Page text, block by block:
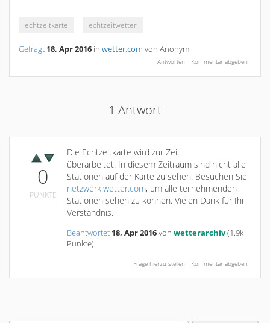
echtzeitkarte echtzeitwetter
Gefragt 18, Apr 2016 in wetter.com von Anonym
1 Antwort
0
PUNKTE
Die Echtzeitkarte wird zur Zeit
überarbeitet. In diesem Zeitraum sind nicht alle
Stationen auf der Karte zu sehen. Besuchen Sie
netzwerk.wetter.com, um alle teilnehmenden
Stationen sehen zu können. Vielen Dank für Ihr
Verständnis.
Beantwortet 18, Apr 2016von wetterarchiv(1.9k
Punkte)